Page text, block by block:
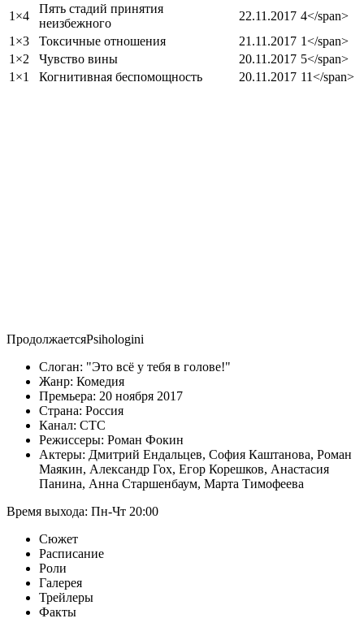
1×4
Пять стадий принятия
неизбежного
22.11.2017 4</span>
1×3
Токсичные отношения 21.11.2017 1</span>
1×2
Чувство вины 20.11.2017 5</span>
1×1
Когнитивная беспомощность 20.11.2017 11</span>
ПродолжаетсяPsihologini
Слоган:
Это всё у тебя в голове!
Жанр: Комедия
Премьера: 20 ноября 2017
Страна: Россия
Канал: СТС
Режиссеры: Роман Фокин
Актеры: Дмитрий Ендальцев, София Каштанова, Роман
Маякин, Александр Гох, Егор Корешков, Анастасия
Панина, Анна Старшенбаум, Марта Тимофеева
Время выхода: Пн-Чт 20:00
Сюжет
Расписание
Роли
Галерея
Трейлеры
Факты